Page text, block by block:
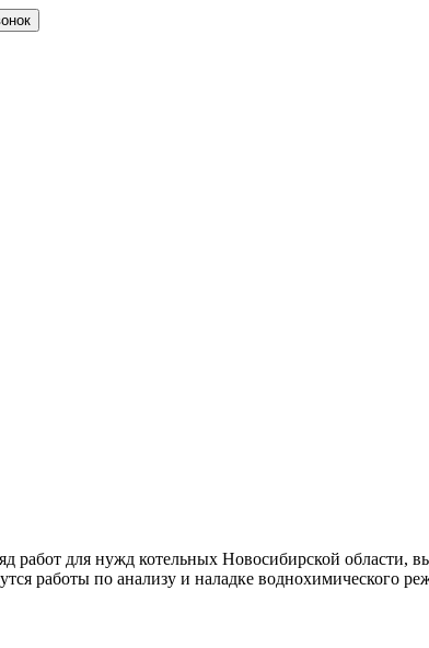
работ для нужд котельных Новосибирской области,
работы по анализу и наладке